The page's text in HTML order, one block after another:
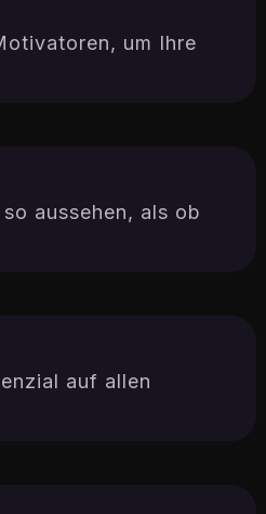
um Ihre
aussehen, als ob
auf allen